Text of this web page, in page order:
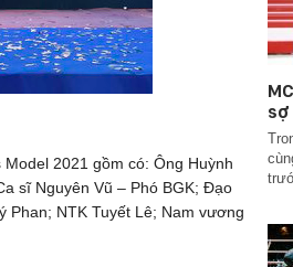
2021 gồm có: Ông Huỳnh
sĩ Nguyên Vũ – Phó BGK; Đạo
Phan; NTK Tuyết Lê; Nam vương
sợ